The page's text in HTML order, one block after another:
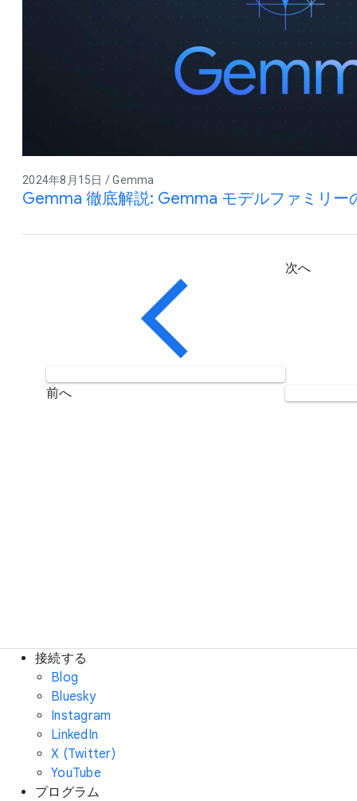
2024年8月15日 / Gemma
Gemma 徹底解説: Gemma モデルファミリー
前へ
次へ
接続する
Blog
Bluesky
Instagram
LinkedIn
X (Twitter)
YouTube
プログラム